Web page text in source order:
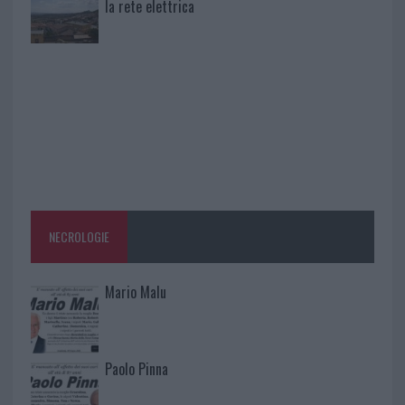
la rete elettrica
NECROLOGIE
Mario Malu
Paolo Pinna